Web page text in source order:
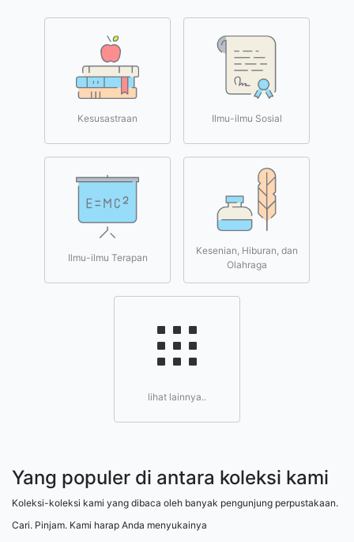
Kesusastraan Ilmu-ilmu Sosial
Ilmu-ilmu Terapan
Kesenian, Hiburan, dan
Olahraga
lihat lainnya..
Yang populer di antara koleksi kami
Koleksi-koleksi kami yang dibaca oleh banyak pengunjung perpustakaan.
Cari. Pinjam. Kami harap Anda menyukainya